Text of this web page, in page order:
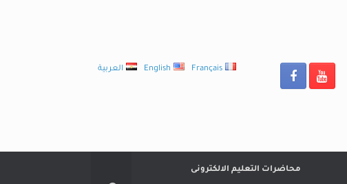
العربية English Français
محاضرات التعليم الالكترونى